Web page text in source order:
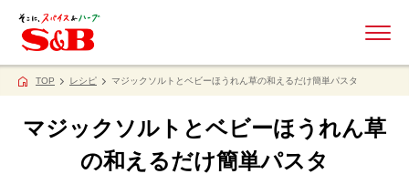
TOP レシピ マジックソルトとベビーほうれん草の和えるだけ簡単パスタ
マジックソルトとベビーほうれん草
の和えるだけ簡単パスタ